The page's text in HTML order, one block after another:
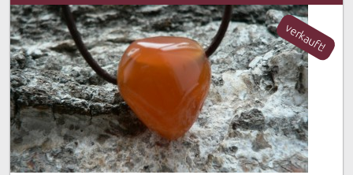
verkauft!